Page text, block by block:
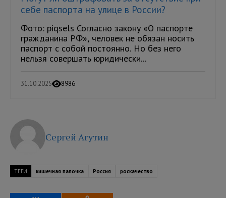
себе паспорта на улице в России?
Фото: piqsels Согласно закону «О паспорте
гражданина РФ», человек не обязан носить
паспорт с собой постоянно. Но без него
нельзя совершать юридически...
31.10.2025 8986
Сергей Агутин
ТЕГИ кишечная палочка Россия роскачество